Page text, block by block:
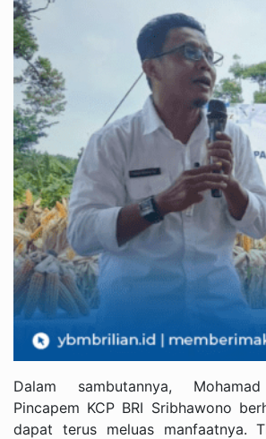
Dalam sambutannya,
Pincapem KCP BRI Sribhawono
dapat terus meluas manfaatnya.